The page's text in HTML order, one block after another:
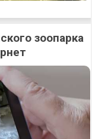
зоопарка